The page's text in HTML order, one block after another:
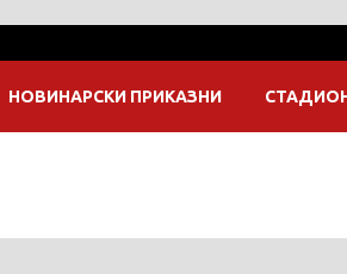
НОВИНАРСКИ ПРИКАЗНИ